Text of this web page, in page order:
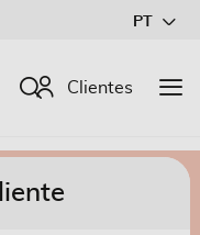
Conteúdo
PT
Procurar
Clientes